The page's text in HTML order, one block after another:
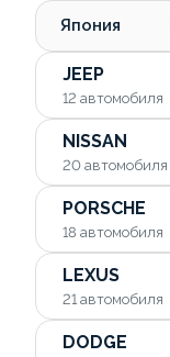
Япония
JEEP
12 автомобиля
NISSAN
20 автомобиля
PORSCHE
18 автомобиля
LEXUS
21 автомобиля
DODGE